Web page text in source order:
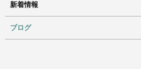
新着情報
ブログ